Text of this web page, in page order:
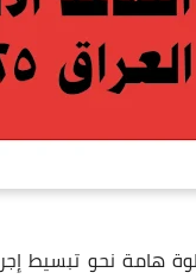
هامة نحو تبسيط